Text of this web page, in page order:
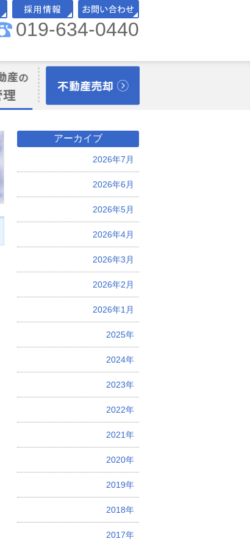
採用情報 お問い合わせ
019-634-0440
アーカイブ
2026年7月
2026年6月
2026年5月
2026年4月
2026年3月
2026年2月
2026年1月
2025年
2024年
2023年
2022年
2021年
2020年
2019年
2018年
2017年